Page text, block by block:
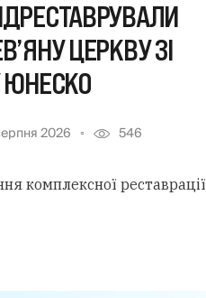
ЦЕРКВУ ЗІ
ЮНЕСКО
2026 546
комплексної